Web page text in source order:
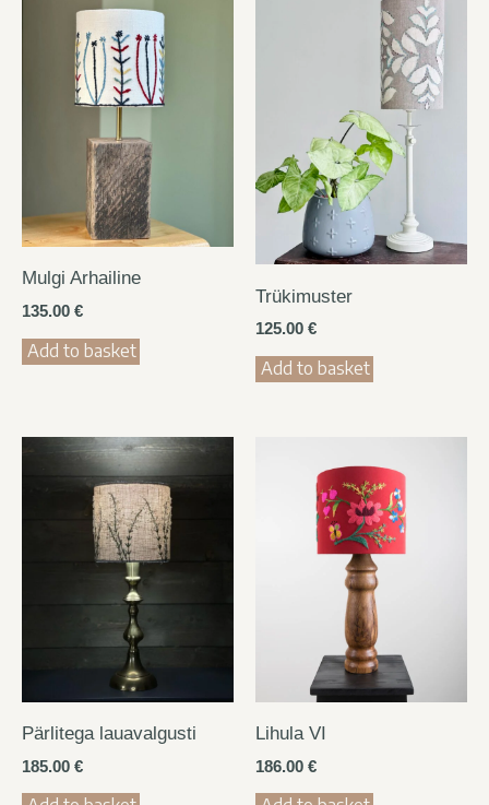
Mulgi Arhailine
135.00 €
Add to basket
Trükimuster
125.00 €
Add to basket
Pärlitega lauavalgusti
185.00 €
Lihula VI
186.00 €